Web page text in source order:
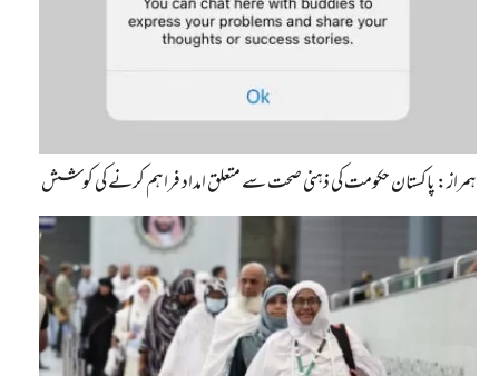
ہمراز: پاکستان حکومت کی ذہنی صحت سے متعلق امداد فراہم کرنے کی کوشش